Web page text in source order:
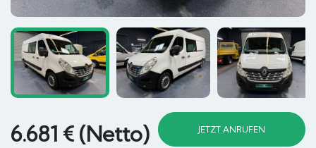
6.681 € (Netto) JETZT ANRUFEN